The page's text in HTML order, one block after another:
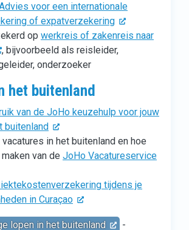
voor een internationale
of expatverzekering
op werkreis of zakenreis naar
, bijvoorbeeld als reisleider,
onderzoeker
het buitenland
van de JoHo keuzehulp voor jouw
buitenland
in het buitenland en hoe
van de JoHo Vacatureservice
tijdens je
in Curaçao
lopen in het buitenland
-